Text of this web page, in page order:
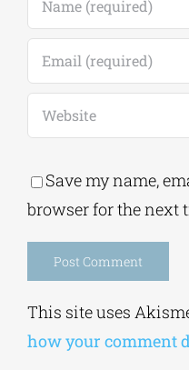
Save my name,
browser for the next
This site uses
how your comment